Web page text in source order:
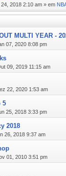
2018 2:10 am » em
MULTI YEAR -
07, 2020 8:08 pm
09, 2019 11:15 am
22, 2020 1:53 am
5
25, 2018 3:33 pm
2018
26, 2018 9:37 am
01, 2010 3:51 pm